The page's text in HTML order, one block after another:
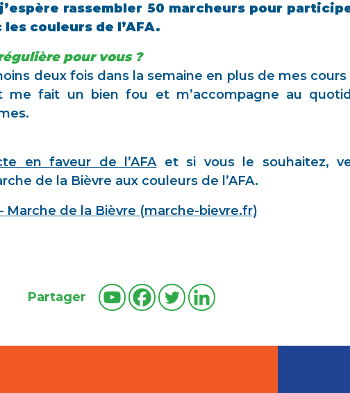
rassembler 50 marcheurs pour
couleurs de l’AFA.
pour vous ?
deux fois dans la semaine en plus de mes
me fait un bien fou et m’accompagne au
en faveur de l’AFAet si vous le souhaitez,
de la Bièvre aux couleurs de l’AFA.
Marche de la Bièvre (marche-bievre.fr)
Partager